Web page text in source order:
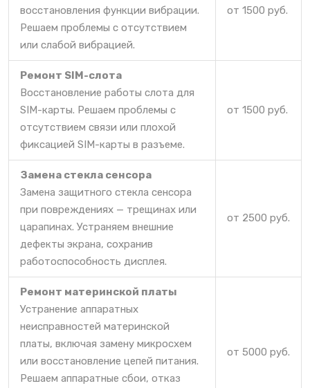
восстановления функции вибрации.
Решаем проблемы с отсутствием
или слабой вибрацией.
от 1500 руб.
Ремонт SIM-слота
Восстановление работы слота для
SIM-карты. Решаем проблемы с
отсутствием связи или плохой
фиксацией SIM-карты в разъеме.
от 1500 руб.
Замена стекла сенсора
Замена защитного стекла сенсора
при повреждениях — трещинах или
царапинах. Устраняем внешние
дефекты экрана, сохранив
работоспособность дисплея.
от 2500 руб.
Ремонт материнской платы
Устранение аппаратных
неисправностей материнской
платы, включая замену микросхем
или восстановление цепей питания.
Решаем аппаратные сбои, отказ
от 5000 руб.